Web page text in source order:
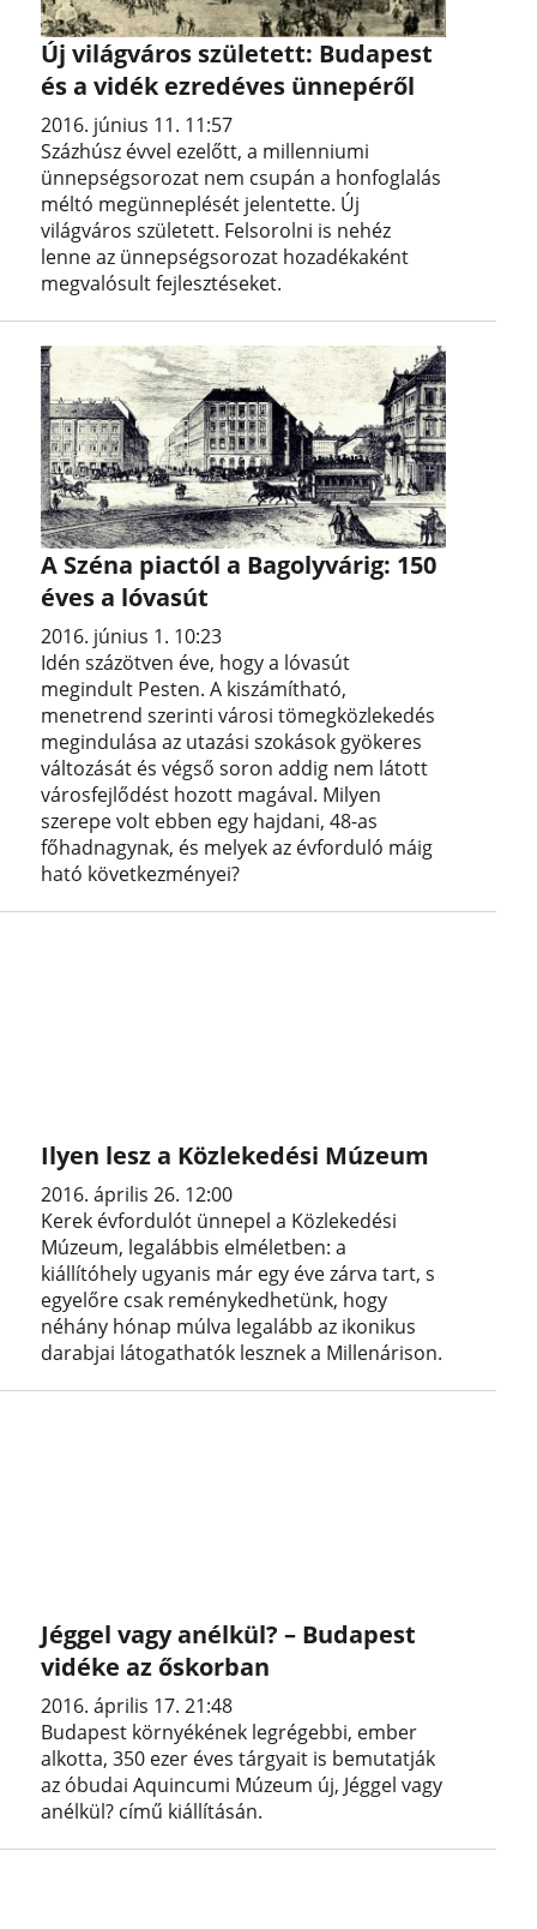
Új világváros született: Budapest
és a vidék ezredéves ünnepéről
2016. június 11. 11:57
Százhúsz évvel ezelőtt, a millenniumi
ünnepségsorozat nem csupán a honfoglalás
méltó megünneplését jelentette. Új
világváros született. Felsorolni is nehéz
lenne az ünnepségsorozat hozadékaként
megvalósult fejlesztéseket.
A Széna piactól a Bagolyvárig: 150
éves a lóvasút
2016. június 1. 10:23
Idén százötven éve, hogy a lóvasút
megindult Pesten. A kiszámítható,
menetrend szerinti városi tömegközlekedés
megindulása az utazási szokások gyökeres
változását és végső soron addig nem látott
városfejlődést hozott magával. Milyen
szerepe volt ebben egy hajdani, 48-as
főhadnagynak, és melyek az évforduló máig
ható következményei?
Ilyen lesz a Közlekedési Múzeum
2016. április 26. 12:00
Kerek évfordulót ünnepel a Közlekedési
Múzeum, legalábbis elméletben: a
kiállítóhely ugyanis már egy éve zárva tart, s
egyelőre csak reménykedhetünk, hogy
néhány hónap múlva legalább az ikonikus
darabjai látogathatók lesznek a Millenárison.
Jéggel vagy anélkül? – Budapest
vidéke az őskorban
2016. április 17. 21:48
Budapest környékének legrégebbi, ember
alkotta, 350 ezer éves tárgyait is bemutatják
az óbudai Aquincumi Múzeum új, Jéggel vagy
anélkül? című kiállításán.